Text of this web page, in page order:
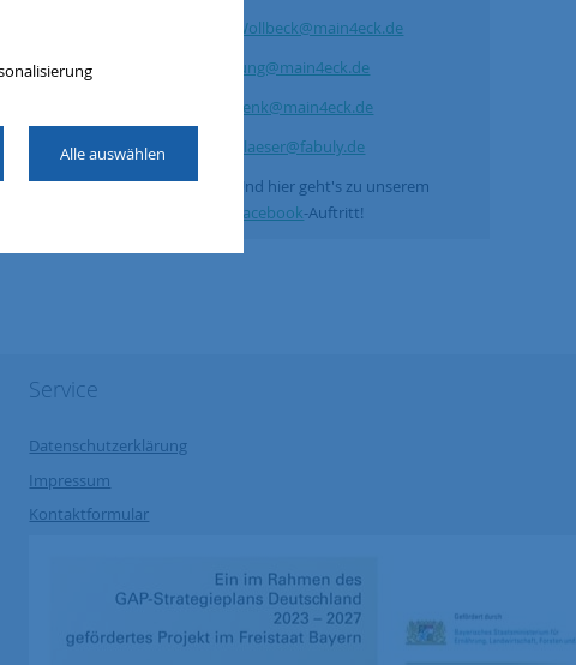
Alle auswählen
Wollbeck@main4eck.de
Jung@main4eck.de
Lenk@main4eck.de
Blaeser@fabuly.de
Und hier geht's zu unserem
Facebook-Auftritt!
Service
Datenschutzerklärung
Impressum
Kontaktformular